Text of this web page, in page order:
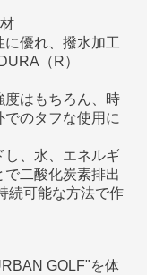
に優れ、撥水加工
（R）
度はもちろん、時
でのタフな使用に
し、水、エネルギ
二酸化炭素排出
続可能な方法で作
GOLF"を体